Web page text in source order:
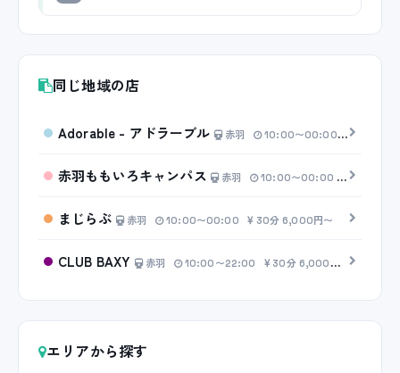
同じ地域の店
Adorable - アドラーブル 赤羽 10:00〜00:00 20分
赤羽ももいろキャンパス 赤羽 10:00〜00:00 20分
まじらぶ 赤羽 10:00〜00:00 30分 6,000円〜
CLUB BAXY 赤羽 10:00〜22:00 30分 6,000円〜
エリアから探す